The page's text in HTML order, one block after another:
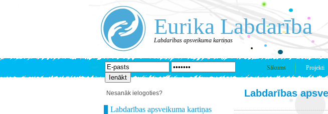
Eurika Labdarība
Labdarības apsveikuma kartiņas
Sākums Projekti
Nesanāk ielogoties?
Labdarības apsveikuma kartiņas
Labdarības